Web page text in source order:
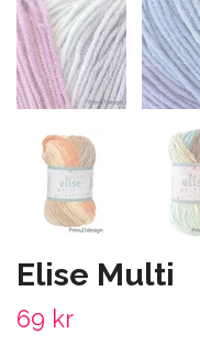
Elise Multi
69 kr